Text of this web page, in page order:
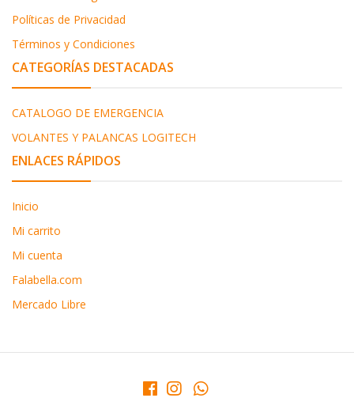
Políticas de Privacidad
Términos y Condiciones
CATEGORÍAS DESTACADAS
CATALOGO DE EMERGENCIA
VOLANTES Y PALANCAS LOGITECH
ENLACES RÁPIDOS
Inicio
Mi carrito
Mi cuenta
Falabella.com
Mercado Libre